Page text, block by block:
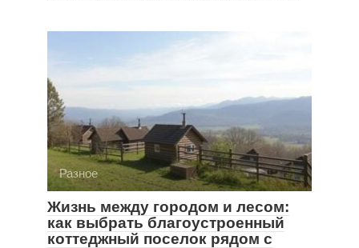
Разное
Жизнь между городом и лесом:
как выбрать благоустроенный
коттеджный поселок рядом с